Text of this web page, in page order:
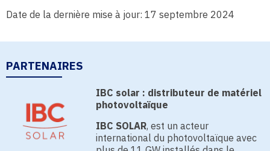
Date de la dernière mise à jour: 17 septembre 2024
PARTENAIRES
IBC solar : distributeur de matériel
photovoltaïque
IBC SOLAR, est un acteur
international du photovoltaïque avec